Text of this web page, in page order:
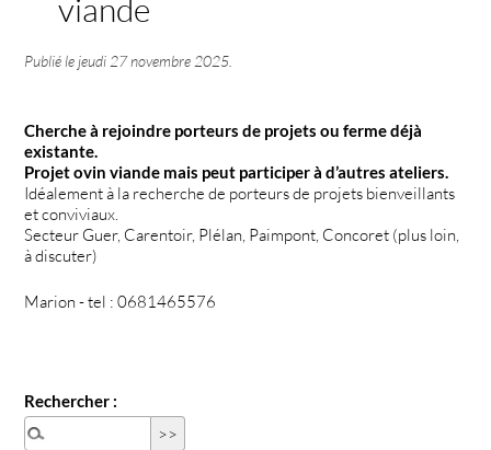
viande
Publié le jeudi 27 novembre 2025
Cherche à rejoindre porteurs de projets ou ferme déjà
existante.
Projet ovin viande mais peut participer à d’autres ateliers.
Idéalement à la recherche de porteurs de projets bienveillants
et conviviaux.
Secteur Guer, Carentoir, Plélan, Paimpont, Concoret (plus loin,
à discuter)
Marion - tel : 0681465576
Rechercher :